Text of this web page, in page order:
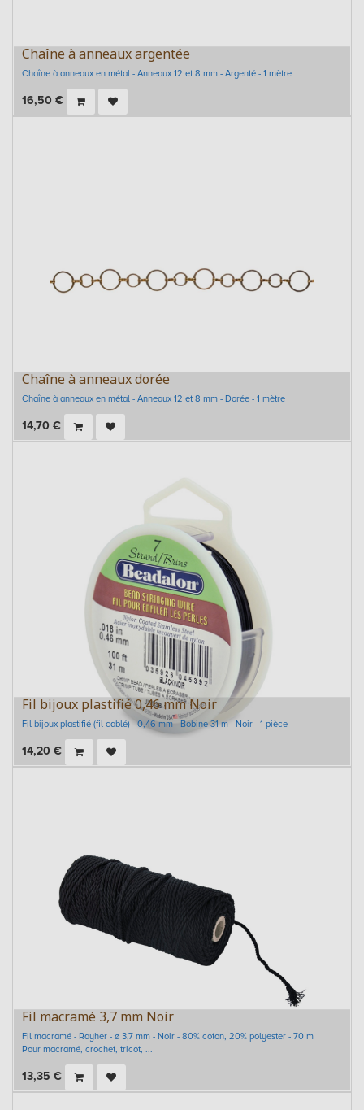
Chaîne à anneaux argentée
Chaîne à anneaux en métal - Anneaux 12 et 8 mm - Argenté - 1 mètre
16,50 €
Chaîne à anneaux dorée
Chaîne à anneaux en métal - Anneaux 12 et 8 mm - Dorée - 1 mètre
14,70 €
Fil bijoux plastifié 0,46 mm Noir
Fil bijoux plastifié (fil cablé) - 0,46 mm - Bobine 31 m - Noir - 1 pièce
14,20 €
Fil macramé 3,7 mm Noir
Fil macramé - Rayher - ø 3,7 mm - Noir - 80% coton, 20% polyester - 70 m
Pour macramé, crochet, tricot, ...
13,35 €